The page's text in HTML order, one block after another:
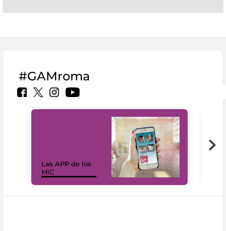
#GAMroma
Las APP de los
MiC